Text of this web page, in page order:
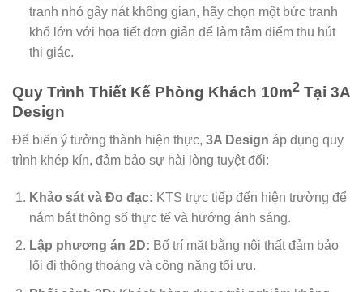
tranh nhỏ gây nát không gian, hãy chọn một bức tranh
khổ lớn với họa tiết đơn giản để làm tâm điểm thu hút
thị giác.
Quy Trình Thiết Kế Phòng Khách 10m2 Tại 3A
Design
Để biến ý tưởng thành hiện thực, 3A Design áp dụng quy
trình khép kín, đảm bảo sự hài lòng tuyệt đối:
Khảo sát và Đo đạc: KTS trực tiếp đến hiện trường để
nắm bắt thông số thực tế và hướng ánh sáng.
Lập phương án 2D: Bố trí mặt bằng nội thất đảm bảo
lối đi thông thoáng và công năng tối ưu.